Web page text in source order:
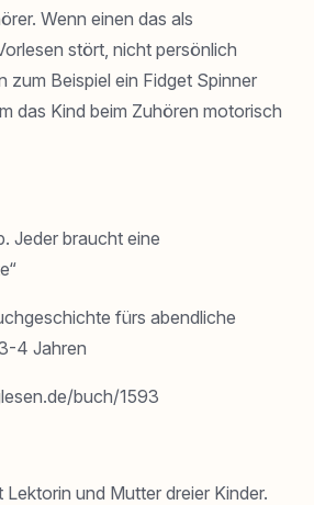
Wenn einen das als
stört, nicht persönlich
zum Beispiel ein Fidget Spinner
das Kind beim Zuhören motorisch
Jeder braucht eine
fürs abendliche
4 Jahren
buch/1593
und Mutter dreier Kinder.